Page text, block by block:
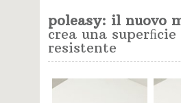
poleasy: il nuovo
crea una
resistente